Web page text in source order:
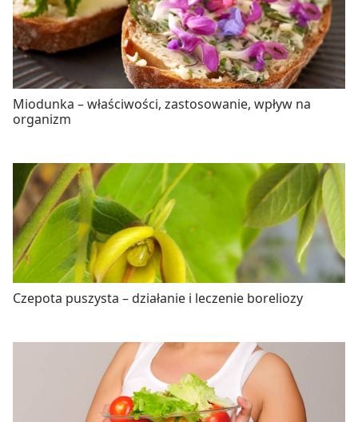
Miodunka – właściwości, zastosowanie, wpływ na
organizm
Czepota puszysta – działanie i leczenie boreliozy